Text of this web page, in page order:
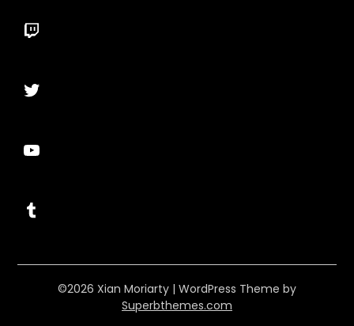
Twitch
Twitter
YouTube
Tumblr
©2026 Xian Moriarty | WordPress Theme by
Superbthemes.com